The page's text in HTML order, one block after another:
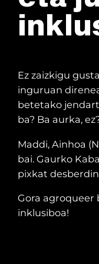
Ez zaizkigu
inguruan
betetako
ba? Ba aurka,
Maddi, Ainhoa
bai. Gaurko
pixkat
Gora agroqueer
inklusiboa!